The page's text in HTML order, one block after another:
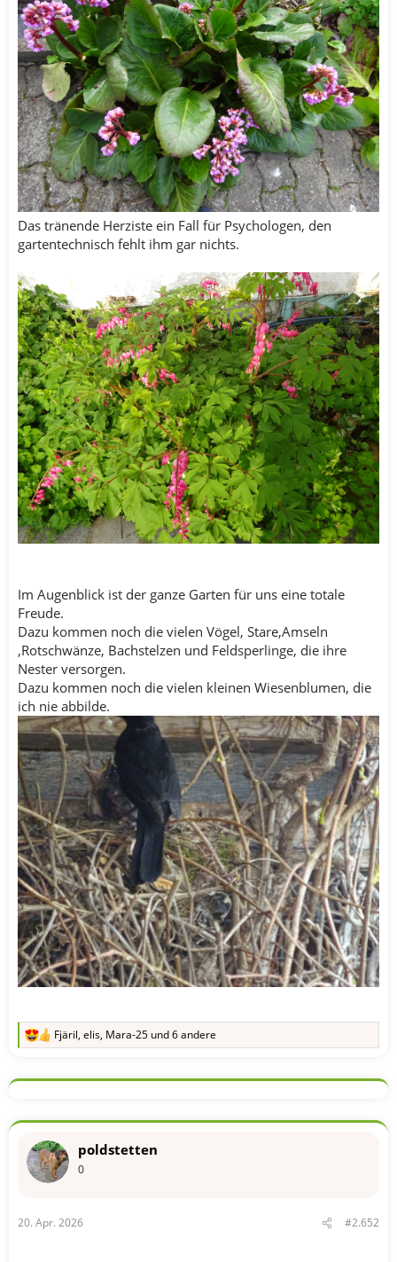
Das tränende Herziste ein Fall für Psychologen, den
gartentechnisch fehlt ihm gar nichts.
Im Augenblick ist der ganze Garten für uns eine totale
Freude.
Dazu kommen noch die vielen Vögel, Stare,Amseln
,Rotschwänze, Bachstelzen und Feldsperlinge, die ihre
Nester versorgen.
Dazu kommen noch die vielen kleinen Wiesenblumen, die
ich nie abbilde.
R
k
o
e
n
Fjäril, elis, Mara-25 und 6 andere
poldstetten
0
20. Apr. 2026 #2.652